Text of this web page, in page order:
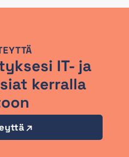
IT- ja
kerralla